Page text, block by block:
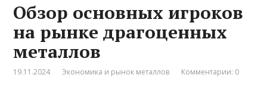
Обзор основных игроков
на рынке драгоценных
металлов
19.11.2024 Экономика и рынок металлов Комментарии: 0